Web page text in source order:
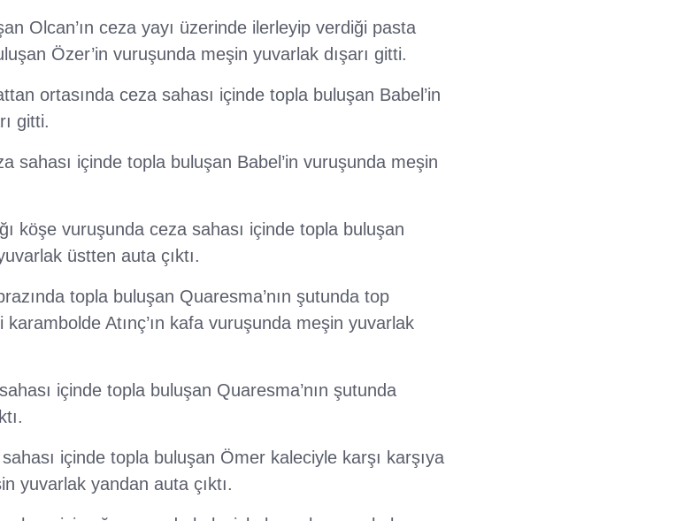
Olcan’ın ceza yayı üzerinde ilerleyip verdiği pasta
Özer’in vuruşunda meşin yuvarlak dışarı gitti.
ortasında ceza sahası içinde topla buluşan Babel’in
gitti.
sahası içinde topla buluşan Babel’in vuruşunda meşin
köşe vuruşunda ceza sahası içinde topla buluşan
üstten auta çıktı.
topla buluşan Quaresma’nın şutunda top
Atınç’ın kafa vuruşunda meşin yuvarlak
içinde topla buluşan Quaresma’nın şutunda
içinde topla buluşan Ömer kaleciyle karşı karşıya
yuvarlak yandan auta çıktı.